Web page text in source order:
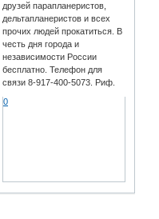
друзей парапланеристов,
дельтапланеристов и всех
прочих людей прокатиться. В
честь дня города и
независимости России
бесплатно. Телефон для
связи 8-917-400-5073. Риф.
0